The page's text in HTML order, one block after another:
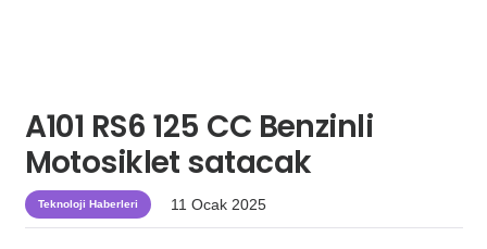
A101 RS6 125 CC Benzinli
Motosiklet satacak
Teknoloji Haberleri 11 Ocak 2025